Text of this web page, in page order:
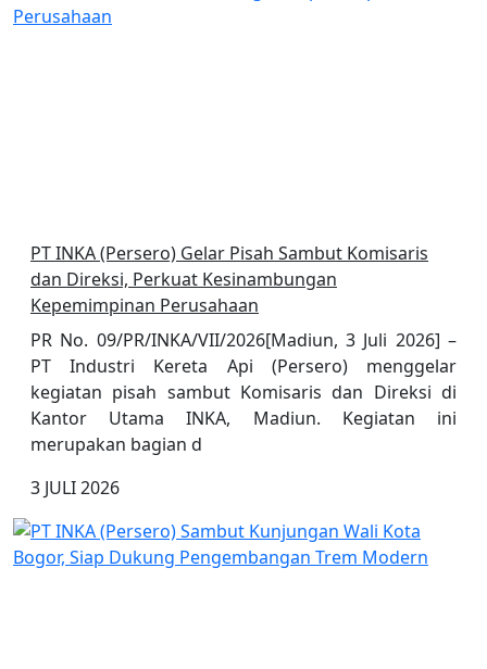
PT INKA (Persero) Gelar Pisah Sambut Komisaris
dan Direksi, Perkuat Kesinambungan
Kepemimpinan Perusahaan
PR No. 09/PR/INKA/VII/2026[Madiun, 3 Juli 2026] –
PT Industri Kereta Api (Persero) menggelar
kegiatan pisah sambut Komisaris dan Direksi di
Kantor Utama INKA, Madiun. Kegiatan ini
merupakan bagian d
3 JULI 2026